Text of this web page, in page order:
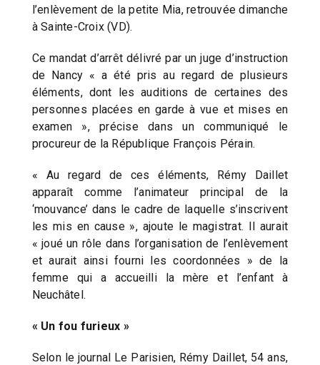
l’enlèvement de la petite Mia, retrouvée dimanche
à Sainte-Croix (VD).
Ce mandat d’arrêt délivré par un juge d’instruction
de Nancy « a été pris au regard de plusieurs
éléments, dont les auditions de certaines des
personnes placées en garde à vue et mises en
examen », précise dans un communiqué le
procureur de la République François Pérain.
« Au regard de ces éléments, Rémy Daillet
apparaît comme l’animateur principal de la
‘mouvance’ dans le cadre de laquelle s’inscrivent
les mis en cause », ajoute le magistrat. Il aurait
« joué un rôle dans l’organisation de l’enlèvement
et aurait ainsi fourni les coordonnées » de la
femme qui a accueilli la mère et l’enfant à
Neuchâtel.
« Un fou furieux »
Selon le journal Le Parisien, Rémy Daillet, 54 ans,